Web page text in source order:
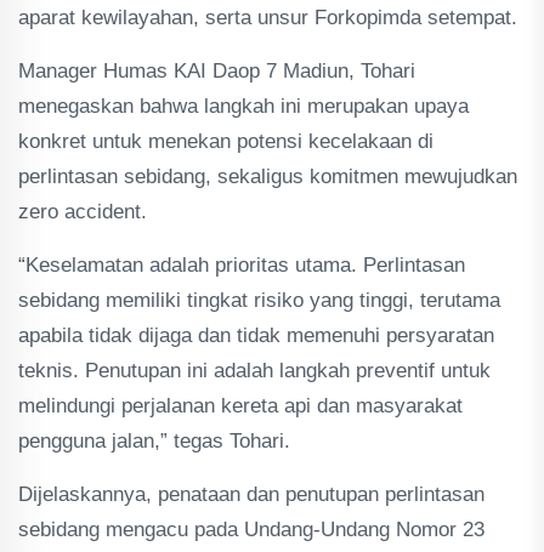
aparat kewilayahan, serta unsur Forkopimda setempat.
Manager Humas KAI Daop 7 Madiun, Tohari
menegaskan bahwa langkah ini merupakan upaya
konkret untuk menekan potensi kecelakaan di
perlintasan sebidang, sekaligus komitmen mewujudkan
zero accident.
“Keselamatan adalah prioritas utama. Perlintasan
sebidang memiliki tingkat risiko yang tinggi, terutama
apabila tidak dijaga dan tidak memenuhi persyaratan
teknis. Penutupan ini adalah langkah preventif untuk
melindungi perjalanan kereta api dan masyarakat
pengguna jalan,” tegas Tohari.
Dijelaskannya, penataan dan penutupan perlintasan
sebidang mengacu pada Undang-Undang Nomor 23